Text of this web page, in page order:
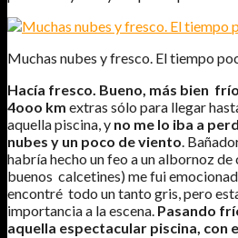
Muchas nubes y fresco. El tiempo
Hacía fresco. Bueno, más bien frío
4ooo km extras sólo para llegar
aquella piscina, y no me lo iba a
nubes y un poco de viento.
habría hecho un feo a un albornoz de
buenos calcetines) me fui
encontré todo un tanto gris, pero
importancia a la escena. Pasando
aquella espectacular piscina, con